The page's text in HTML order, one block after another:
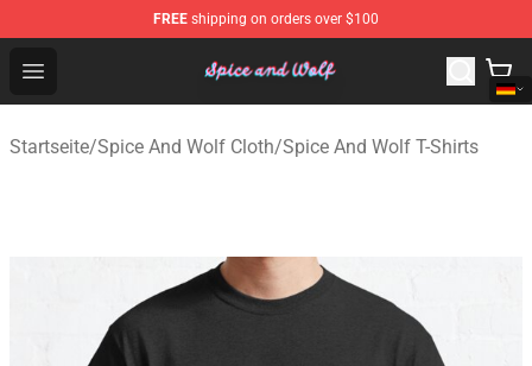
FREE shipping on orders over $100
Open menu
Spice And Wolf Store - Official Spice And Wolf
Startseite/Spice And Wolf Cloth/Spice And Wolf T-Shirts